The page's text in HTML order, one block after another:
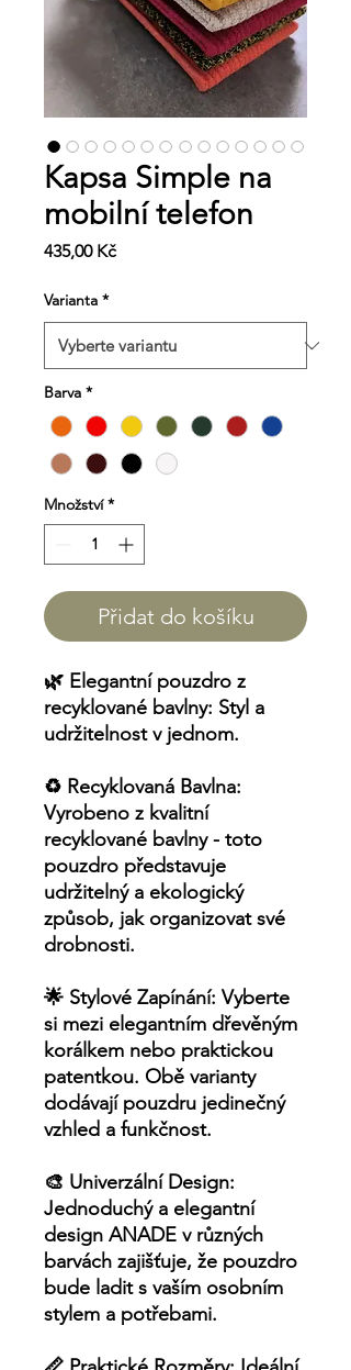
Kapsa Simple na
mobilní telefon
435,00 KčCena
Varianta *
Barva *
Množství *
Přidat do košíku
🌿 Elegantní pouzdro z
recyklované bavlny: Styl a
udržitelnost v jednom.
♻️ Recyklovaná Bavlna:
Vyrobeno z kvalitní
recyklované bavlny - toto
pouzdro představuje
udržitelný a ekologický
způsob, jak organizovat své
drobnosti.
🌟 Stylové Zapínání: Vyberte
si mezi elegantním dřevěným
korálkem nebo praktickou
patentkou. Obě varianty
dodávají pouzdru jedinečný
vzhled a funkčnost.
🎨 Univerzální Design:
Jednoduchý a elegantní
design ANADE v různých
barvách zajišťuje, že pouzdro
bude ladit s vaším osobním
stylem a potřebami.